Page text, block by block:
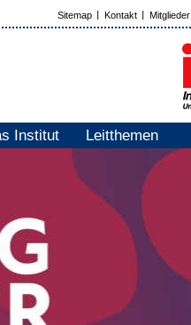
Sitemap Kontakt Mitglieder
Institut Leitthemen